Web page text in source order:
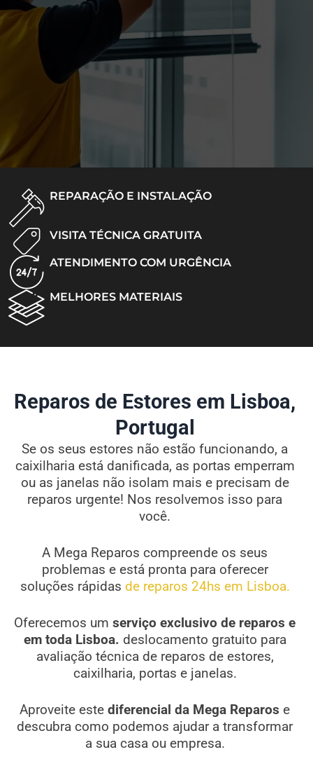
REPARAÇÃO E INSTALAÇÃO
VISITA TÉCNICA GRATUITA
ATENDIMENTO COM URGÊNCIA
MELHORES MATERIAIS
Reparos de Estores em Lisboa,
Portugal
Se os seus estores não estão funcionando, a
caixilharia está danificada, as portas emperram
ou as janelas não isolam mais e precisam de
reparos urgente! Nos resolvemos isso para
você.
A Mega Reparos compreende os seus
problemas e está pronta para oferecer
soluções rápidas de reparos 24hs em Lisboa.
Oferecemos um serviço exclusivo de reparos e
em toda Lisboa. deslocamento gratuito para
avaliação técnica de reparos de estores,
caixilharia, portas e janelas.
Aproveite estediferencial da Mega Reparos e
descubra como podemos ajudar a transformar
a sua casa ou empresa.